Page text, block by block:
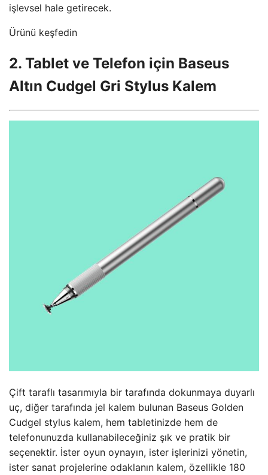
işlevsel hale getirecek.
Ürünü keşfedin
2. Tablet ve Telefon için Baseus
Altın Cudgel Gri Stylus Kalem
Çift taraflı tasarımıyla bir tarafında dokunmaya duyarlı
uç, diğer tarafında jel kalem bulunan Baseus Golden
Cudgel stylus kalem, hem tabletinizde hem de
telefonunuzda kullanabileceğiniz şık ve pratik bir
seçenektir. İster oyun oynayın, ister işlerinizi yönetin,
ister sanat projelerine odaklanın kalem, özellikle 180